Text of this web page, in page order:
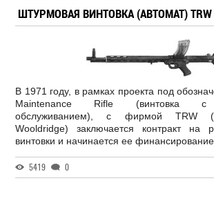
ШТУРМОВАЯ ВИНТОВКА (АВТОМАТ) TRW
В 1971 году, в рамках проекта под
Maintenance Rifle (винтовка с
обслуживанием), с фирмой TRW
Wooldridge) заключается контракт на
винтовки и начинается ее финансирование.
5419 0